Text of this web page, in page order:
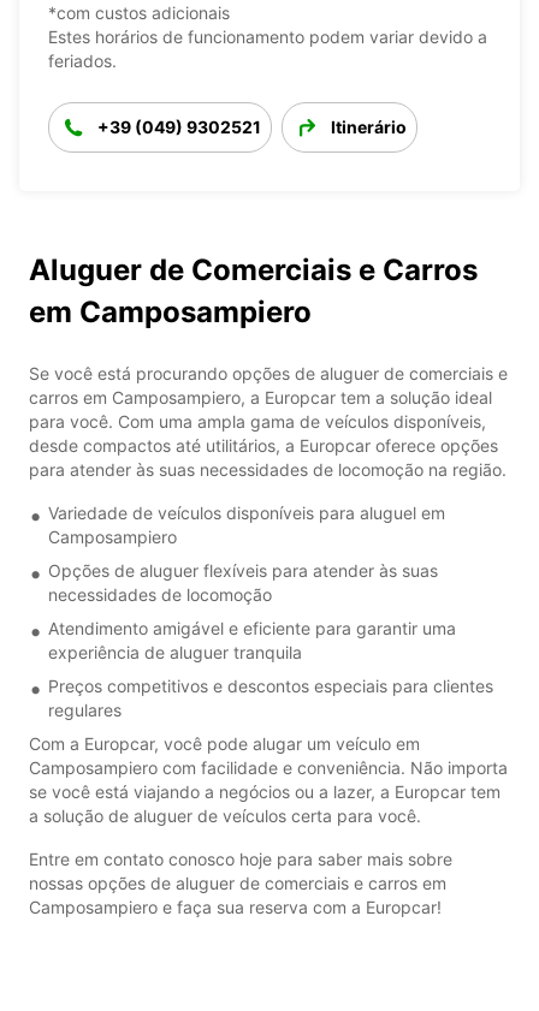
*com custos adicionais
Estes horários de funcionamento podem variar devido a
feriados.
+39 (049) 9302521 Itinerário
Aluguer de Comerciais e Carros
em Camposampiero
Se você está procurando opções de aluguer de comerciais e
carros em Camposampiero, a Europcar tem a solução ideal
para você. Com uma ampla gama de veículos disponíveis,
desde compactos até utilitários, a Europcar oferece opções
para atender às suas necessidades de locomoção na região.
Variedade de veículos disponíveis para aluguel em
Camposampiero
Opções de aluguer flexíveis para atender às suas
necessidades de locomoção
Atendimento amigável e eficiente para garantir uma
experiência de aluguer tranquila
Preços competitivos e descontos especiais para clientes
regulares
Com a Europcar, você pode alugar um veículo em
Camposampiero com facilidade e conveniência. Não importa
se você está viajando a negócios ou a lazer, a Europcar tem
a solução de aluguer de veículos certa para você.
Entre em contato conosco hoje para saber mais sobre
nossas opções de aluguer de comerciais e carros em
Camposampiero e faça sua reserva com a Europcar!